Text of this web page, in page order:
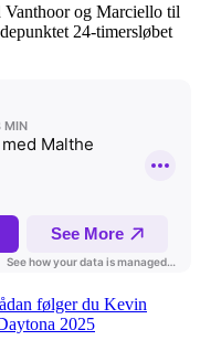
og Marciello til
24-timersløbet
følger du Kevin
2025